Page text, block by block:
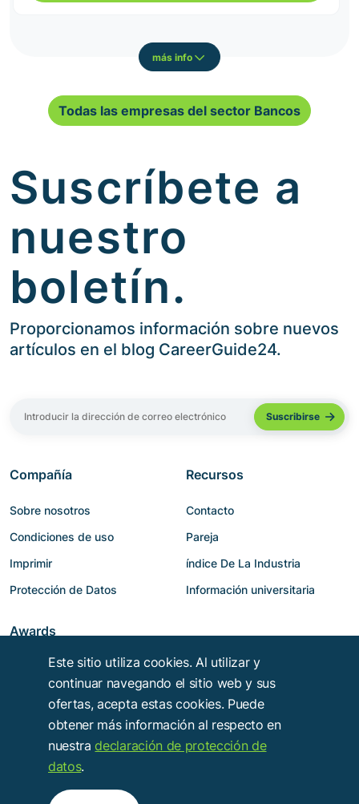
más info
Todas las empresas del sector Bancos
Suscríbete a
nuestro
boletín.
Proporcionamos información sobre nuevos
artículos en el blog CareerGuide24.
Compañía
Sobre nosotros
Condiciones de uso
Imprimir
Protección de Datos
Recursos
Contacto
Pareja
índice De La Industria
Información universitaria
Awards
Este sitio utiliza cookies. Al utilizar y
continuar navegando el sitio web y sus
ofertas, acepta estas cookies. Puede
obtener más información al respecto en
nuestradeclaración de protección de
datos.